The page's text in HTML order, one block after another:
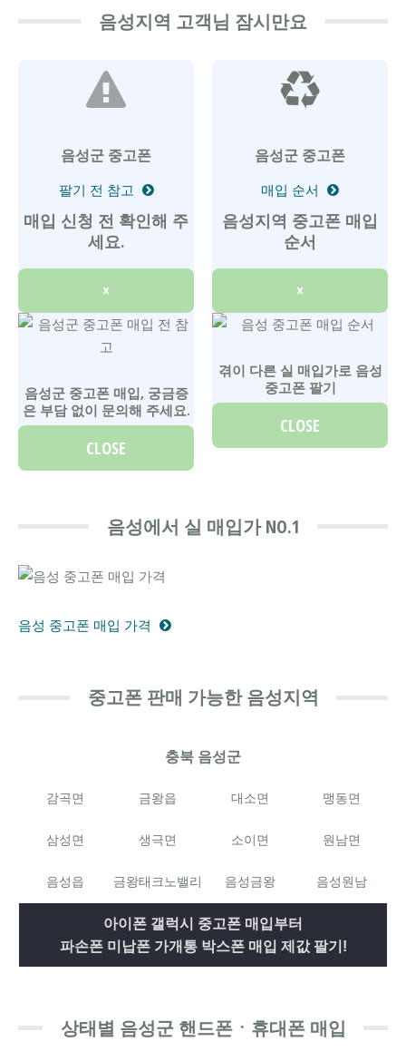
음성지역 고객님 잠시만요
음성군 중고폰
팔기 전 참고
매입 신청 전 확인해 주
세요.
×
음성군 중고폰 매입, 궁금증
은 부담 없이 문의해 주세요.
CLOSE
음성군 중고폰
매입 순서
음성지역 중고폰 매입
순서
×
겪이 다른 실 매입가로 음성
중고폰 팔기
CLOSE
음성에서 실 매입가 NO.1
음성 중고폰 매입 가격
중고폰 판매 가능한 음성지역
충북 음성군
감곡면 금왕읍 대소면 맹동면
삼성면 생극면 소이면 원남면
음성읍 금왕태크노밸리 음성금왕 음성원남
아이폰 갤럭시 중고폰 매입부터
파손폰 미납폰 가개통 박스폰 매입 제값 팔기!
상태별 음성군 핸드폰ㆍ휴대폰 매입